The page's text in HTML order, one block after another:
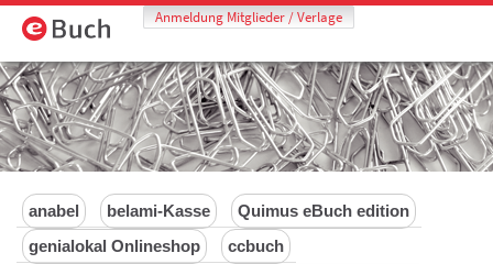
Anmeldung Mitglieder / Verlage
anabel belami-Kasse
Quimus eBuch edition
genialokal Onlineshop
ccbuch